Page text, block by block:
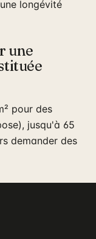
longévité
une
pour des
jusqu'à 65
demander des